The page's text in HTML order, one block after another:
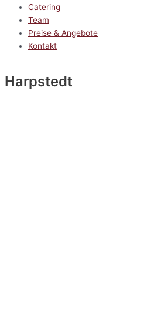
Catering
Team
Preise & Angebote
Kontakt
Harpstedt